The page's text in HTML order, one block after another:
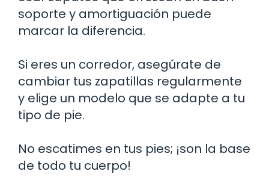
soporte y amortiguación puede
marcar la diferencia.
Si eres un corredor, asegúrate de
cambiar tus zapatillas regularmente
y elige un modelo que se adapte a tu
tipo de pie.
No escatimes en tus pies; ¡son la base
de todo tu cuerpo!